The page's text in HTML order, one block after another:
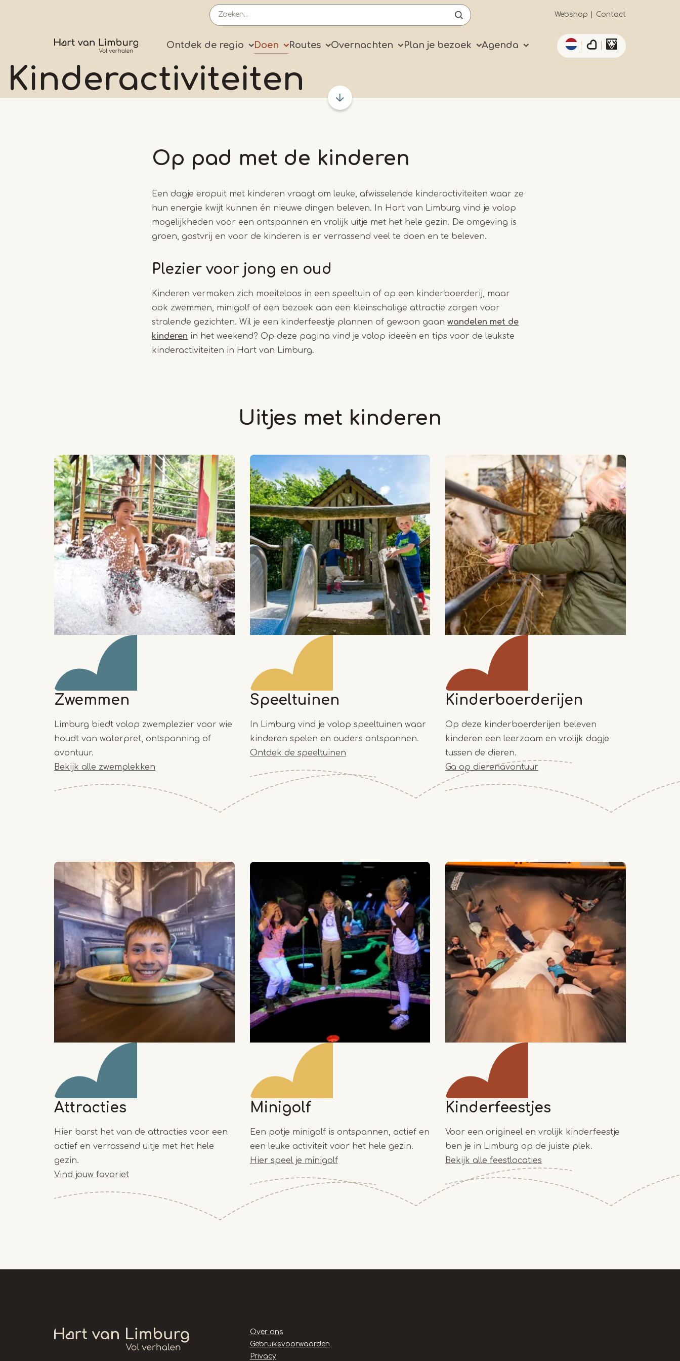
inhoud
gaan
Secundaïre
navigatie
Webshop Contact
Primary
Ontdek de regio Doen Routes Overnachten Plan je bezoek Agenda
Aanvullende acties
Kinderactiviteiten
Op pad met de kinderen
Een dagje eropuit met kinderen vraagt om leuke, afwisselende kinderactiviteiten waar ze
hun energie kwijt kunnen én nieuwe dingen beleven. In Hart van Limburg vind je volop
mogelijkheden voor een ontspannen en vrolijk uitje met het hele gezin. De omgeving is
groen, gastvrij en voor de kinderen is er verrassend veel te doen en te beleven.
Plezier voor jong en oud
Kinderen vermaken zich moeiteloos in een speeltuin of op een kinderboerderij, maar
ook zwemmen, minigolf of een bezoek aan een kleinschalige attractie zorgen voor
stralende gezichten. Wil je een kinderfeestje plannen of gewoon gaanwandelen met de
kinderen in het weekend? Op deze pagina vind je volop ideeën en tips voor de leukste
kinderactiviteiten in Hart van Limburg.
Uitjes met kinderen
Zwemmen
Limburg biedt volop zwemplezier voor wie
houdt van waterpret, ontspanning of
avontuur.
Bekijk alle zwemplekken
Speeltuinen
In Limburg vind je volop speeltuinen waar
kinderen spelen en ouders ontspannen.
Ontdek de speeltuinen
Kinderboerderijen
Op deze kinderboerderijen beleven
kinderen een leerzaam en vrolijk dagje
tussen de dieren.
Ga op dierenavontuur
Attracties
Hier barst het van de attracties voor een
actief en verrassend uitje met het hele
gezin.
Vind jouw favoriet
Minigolf
Een potje minigolf is ontspannen, actief en
een leuke activiteit voor het hele gezin.
Hier speel je minigolf
Kinderfeestjes
Voor een origineel en vrolijk kinderfeestje
ben je in Limburg op de juiste plek.
Bekijk alle feestlocaties
Handige
links
Over ons
Gebruiksvoorwaarden
Privacy